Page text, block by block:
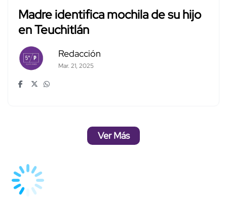
Madre identifica mochila de su hijo
en Teuchitlán
Redacción
Mar. 21, 2025
Ver Más